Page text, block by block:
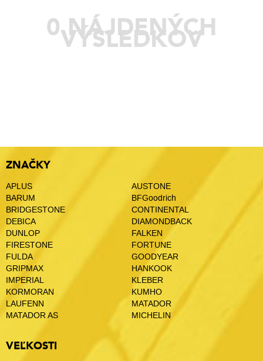
0 NÁJDENÝCH
VÝSLEDKOV
ZNAČKY
APLUS
AUSTONE
BARUM
BFGoodrich
BRIDGESTONE
CONTINENTAL
DEBICA
DIAMONDBACK
DUNLOP
FALKEN
FIRESTONE
FORTUNE
FULDA
GOODYEAR
GRIPMAX
HANKOOK
IMPERIAL
KLEBER
KORMORAN
KUMHO
LAUFENN
MATADOR
MATADOR AS
MICHELIN
VEĽKOSTI